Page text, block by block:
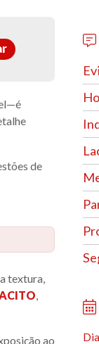
de
textura,
ao